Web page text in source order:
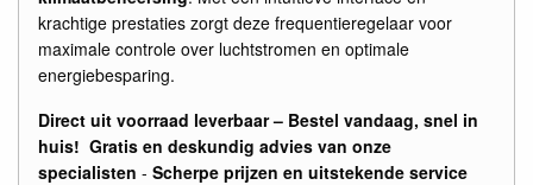
krachtige prestaties zorgt deze frequentieregelaar voor
maximale controle over luchtstromen en optimale
energiebesparing.
Direct uit voorraad leverbaar – Bestel vandaag, snel in
huis! Gratis en deskundig advies van onze
specialisten - Scherpe prijzen en uitstekende service